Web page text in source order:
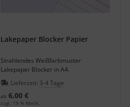
Lakepaper Blocker Papier
Strahlendes Weißfarbmuster
Lakepaper Blocker in A4.
Lieferzeit: 3-4 Tage
ab 6,00 €
zzgl. 19 % MwSt.